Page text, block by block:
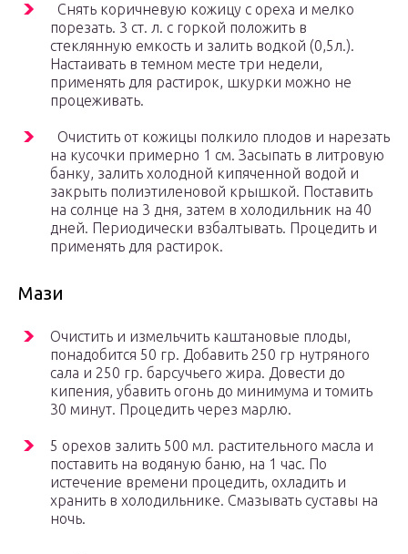
Снять коричневую кожицу с ореха и мелко
порезать. 3 ст. л. с горкой положить в
стеклянную емкость и залить водкой (0,5л.).
Настаивать в темном месте три недели,
применять для растирок, шкурки можно не
процеживать.
Очистить от кожицы полкило плодов и нарезать
на кусочки примерно 1 см. Засыпать в литровую
банку, залить холодной кипяченной водой и
закрыть полиэтиленовой крышкой. Поставить
на солнце на 3 дня, затем в холодильник на 40
дней. Периодически взбалтывать. Процедить и
применять для растирок.
Мази
Очистить и измельчить каштановые плоды,
понадобится 50 гр. Добавить 250 гр нутряного
сала и 250 гр. барсучьего жира. Довести до
кипения, убавить огонь до минимума и томить
30 минут. Процедить через марлю.
5 орехов залить 500 мл. растительного масла и
поставить на водяную баню, на 1 час. По
истечение времени процедить, охладить и
хранить в холодильнике. Смазывать суставы на
ночь.